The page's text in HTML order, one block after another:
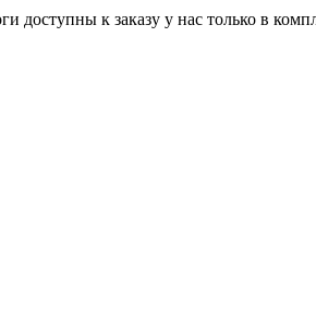
доступны к заказу у нас только в